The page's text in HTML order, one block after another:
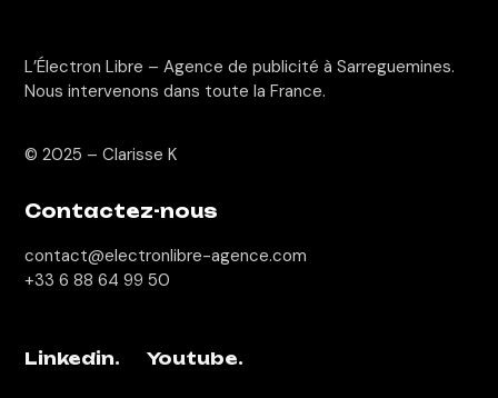
L’Électron Libre – Agence de publicité à Sarreguemines.
Nous intervenons dans toute la France.
© 2025 –Clarisse K
Contactez-nous
contact@electronlibre-agence.com
+33 6 88 64 99 50
Linkedin. Youtube.